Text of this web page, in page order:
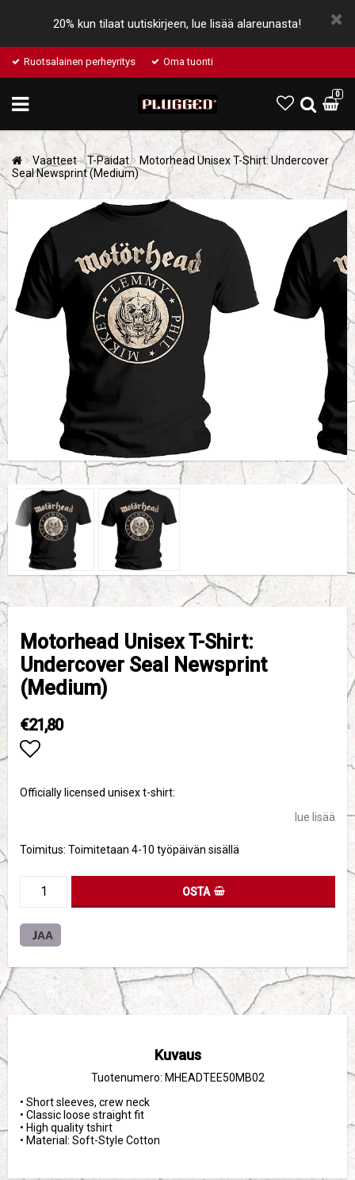
20% kun tilaat uutiskirjeen, lue lisää alareunasta!
Ruotsalainen perheyritys Oma tuonti
0
Vaatteet T-Paidat
Motorhead Unisex T-Shirt: Undercover
Seal Newsprint (Medium)
Motorhead Unisex T-Shirt:
Undercover Seal Newsprint
(Medium)
€21,80
Officially licensed unisex t-shirt:
lue lisää
Toimitus: Toimitetaan 4-10 työpäivän sisällä
OSTA
JAA
Kuvaus
Tuotenumero: MHEADTEE50MB02
• Short sleeves, crew neck
• Classic loose straight fit
• High quality tshirt
• Material: Soft-Style Cotton